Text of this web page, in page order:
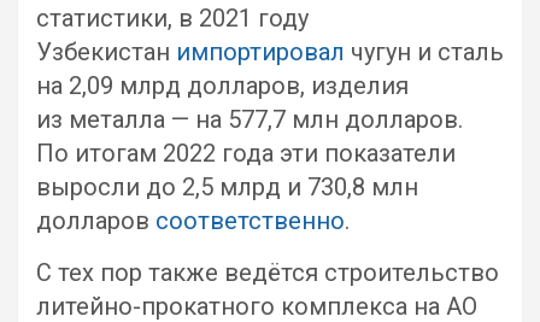
статистики, в 2021 году
Узбекистан импортировал чугун и сталь
на 2,09 млрд долларов, изделия
из металла — на 577,7 млн долларов.
По итогам 2022 года эти показатели
выросли до 2,5 млрд и 730,8 млн
долларов соответственно.
С тех пор также ведётся строительство
литейно-прокатного комплекса на АО